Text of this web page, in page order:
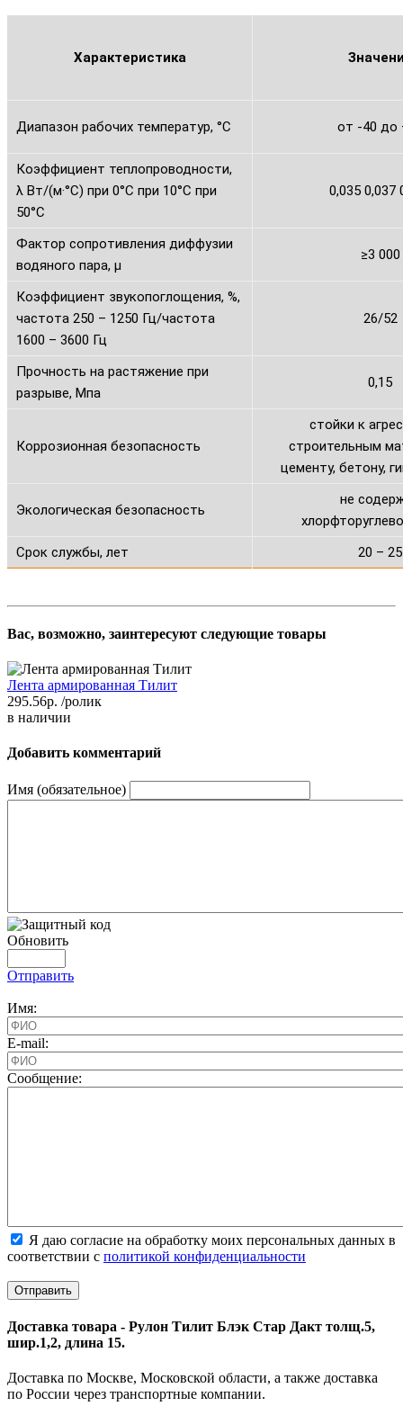
Характеристика
Диапазон рабочих температур, °С от -40 до
Коэффициент теплопроводности,
λ Вт/(м·°С) при 0°С при 10°С при
50°С
0,035 0,037
Фактор сопротивления диффузии
водяного пара, μ
≥3 000
Коэффициент звукопоглощения, %,
частота 250 – 1250 Гц/частота
1600 – 3600 Гц
26/52
Прочность на растяжение при
разрыве, Мпа
0,15
Коррозионная безопасность
стойки к
строительным
цементу, бетону,
Экологическая безопасность
не
Срок службы, лет
20 – 25
Вас, возможно, заинтересуют следующие товары
Лента армированная Тилит
295.56р. /ролик
в наличии
Добавить комментарий
Имя (обязательное)
Обновить
Отправить
Имя:
E-mail:
Cообщение:
Я даю согласие на обработку моих персональных данных в
соответствии с политикой конфиденциальности
Доставка товара - Рулон Тилит Блэк Стар Дакт толщ.5,
шир.1,2, длина 15.
Доставка по Москве, Московской области, а также доставка
по России через транспортные компании.